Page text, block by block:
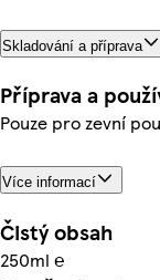
Skladování a příprava
Příprava a
Pouze pro zevní
Více informací
Čistý obsah
250ml ℮